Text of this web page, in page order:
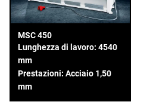
MSC 450
Lunghezza di lavoro: 4540
mm
Prestazioni: Acciaio 1,50
mm